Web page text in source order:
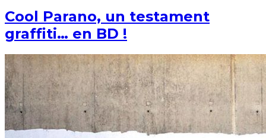
Cool Parano, un testament
graffiti… en BD !